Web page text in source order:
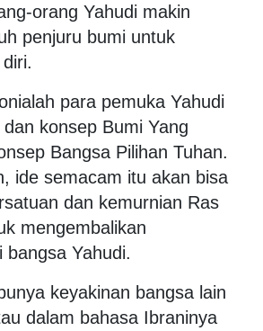
orang Yahudi makin
penjuru bumi untuk
para pemuka Yahudi
konsep Bumi Yang
Bangsa Pilihan Tuhan.
ide semacam itu akan bisa
dan kemurnian Ras
mengembalikan
bangsa Yahudi.
keyakinan bangsa lain
dalam bahasa Ibraninya